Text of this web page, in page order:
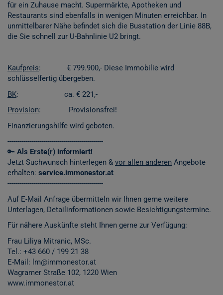
für ein Zuhause macht. Supermärkte, Apotheken und
Restaurants sind ebenfalls in wenigen Minuten erreichbar. In
unmittelbarer Nähe befindet sich die Busstation der Linie 88B,
die Sie schnell zur U-Bahnlinie U2 bringt.
Kaufpreis: € 799.900,- Diese Immobilie wird
schlüsselfertig übergeben.
BK: ca. € 221,-
Provision: Provisionsfrei!
Finanzierungshilfe wird geboten.
------------------------------------------------
🔑 Als Erste(r) informiert!
Jetzt Suchwunsch hinterlegen & vor allen anderen Angebote
erhalten: service.immonestor.at
------------------------------------------------
Auf E-Mail Anfrage übermitteln wir Ihnen gerne weitere
Unterlagen, Detailinformationen sowie Besichtigungstermine.
Für nähere Auskünfte steht Ihnen gerne zur Verfügung:
Frau Liliya Mitranic, MSc.
Tel.: +43 660 / 199 21 38
E-Mail: lm@immonestor.at
Wagramer Straße 102, 1220 Wien
www.immonestor.at